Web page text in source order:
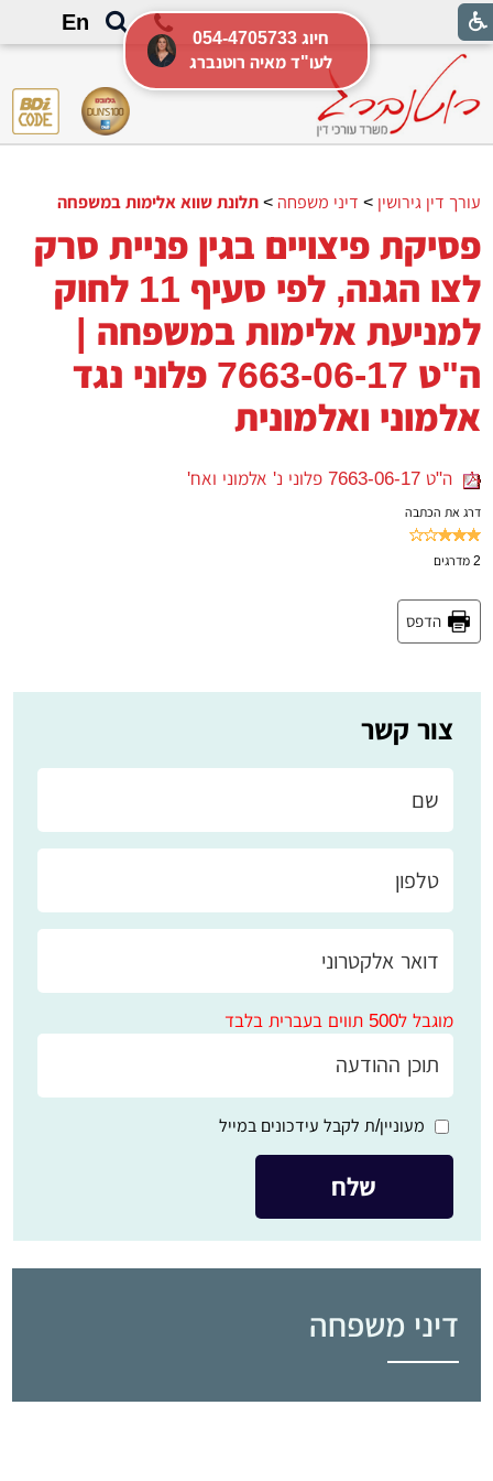
En
צור קשר
מוגבל ל500 תווים בעברית בלבד
מעוניין/ת לקבל עידכונים במייל
דיני משפחה
עורך דין גירושין > דיני משפחה >תלונת שווא אלימות במשפחה
פסיקת פיצויים בגין פניית סרק
לצו הגנה, לפי סעיף 11 לחוק
למניעת אלימות במשפחה |
ה"ט 7663-06-17 פלוני נגד
אלמוני ואלמונית
ה"ט 7663-06-17 פלוני נ' אלמוני ואח'
דרג את הכתבה
2 מדרגים
הדפס
054-4705733 חיוג
לעו"ד מאיה רוטנברג